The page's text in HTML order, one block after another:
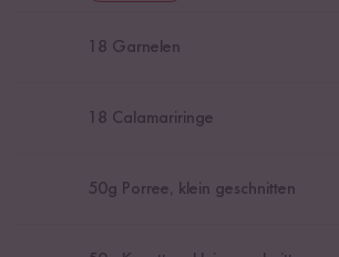
18 Garnelen
18 Calamariringe
50g Porree, klein geschnitten